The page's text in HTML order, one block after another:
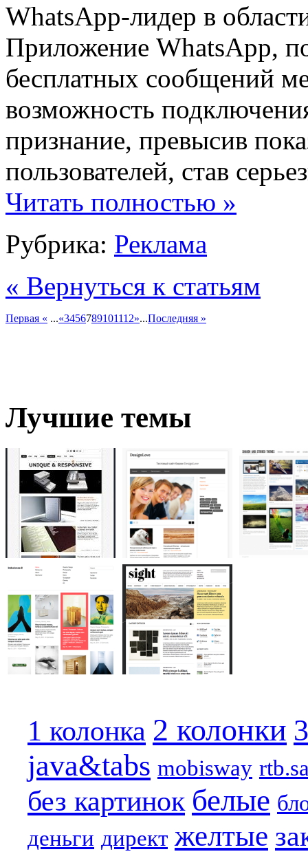
WhatsApp-лидер в
Приложение WhatsApp,
бесплатных сообщений
возможность
признание, превысив
пользователей, став
Читать полностью »
Рубрика: Реклама
« Вернуться к статьям
Первая « ...«3456789101112»...Последняя »
Лучшие темы
1 колонка 2 колонки
java&tabs mobisway
без картинок белые
деньги директ желтые